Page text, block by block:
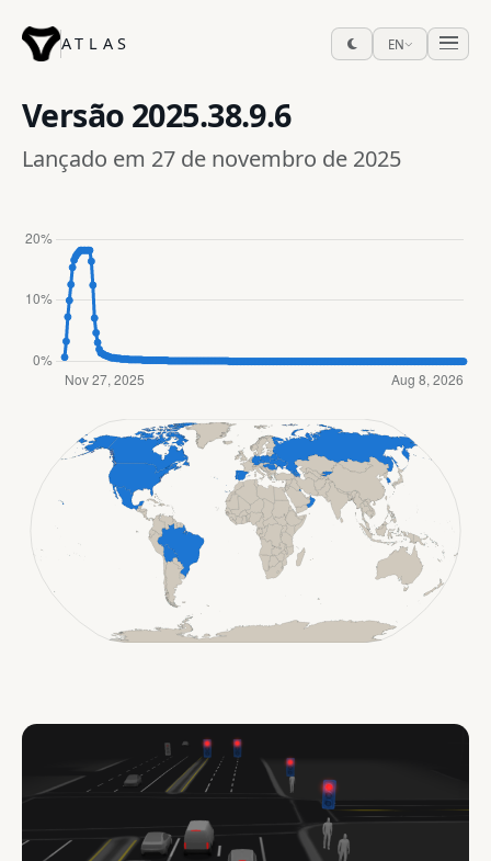
ATLAS EN
Versão 2025.38.9.6
Lançado em 27 de novembro de 2025